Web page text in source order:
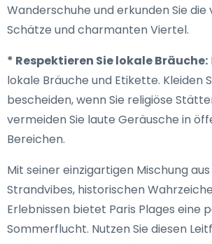
Wanderschuhe und erkunden Sie
Schätze und charmanten Viertel.
* Respektieren Sie lokale Bräuche:
lokale Bräuche und Etikette. Kleiden
bescheiden, wenn Sie religiöse
vermeiden Sie laute Geräusche in
Bereichen.
Mit seiner einzigartigen Mischung
Strandvibes, historischen
Erlebnissen bietet Paris Plages eine
Sommerflucht. Nutzen Sie diesen